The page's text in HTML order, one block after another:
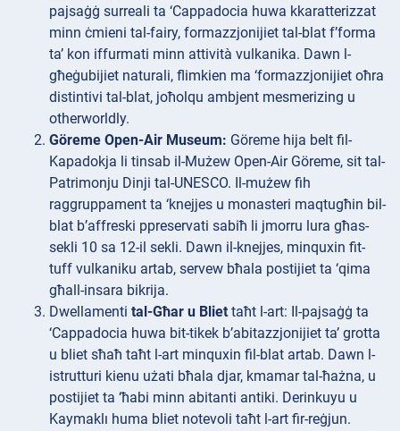
pajsaġġ surreali ta ‘Cappadocia huwa kkaratterizzat
minn ċmieni tal-fairy, formazzjonijiet tal-blat f’forma
ta’ kon iffurmati minn attività vulkanika. Dawn l-
għeġubijiet naturali, flimkien ma ‘formazzjonijiet oħra
distintivi tal-blat, joħolqu ambjent mesmerizing u
otherworldly.
Göreme Open-Air Museum: Göreme hija belt fil-
Kapadokja li tinsab il-Mużew Open-Air Göreme, sit tal-
Patrimonju Dinji tal-UNESCO. Il-mużew fih
raggruppament ta ‘knejjes u monasteri maqtugħin bil-
blat b’affreski ppreservati sabiħ li jmorru lura għas-
sekli 10 sa 12-il sekli. Dawn il-knejjes, minquxin fit-
tuff vulkaniku artab, servew bħala postijiet ta ‘qima
għall-insara bikrija.
Dwellamenti tal-Għar u Bliet taħt l-art: Il-pajsaġġ ta
‘Cappadocia huwa bit-tikek b’abitazzjonijiet ta’ grotta
u bliet sħaħ taħt l-art minquxin fil-blat artab. Dawn l-
istrutturi kienu użati bħala djar, kmamar tal-ħażna, u
postijiet ta ‘ħabi minn abitanti antiki. Derinkuyu u
Kaymaklı huma bliet notevoli taħt l-art fir-reġjun.